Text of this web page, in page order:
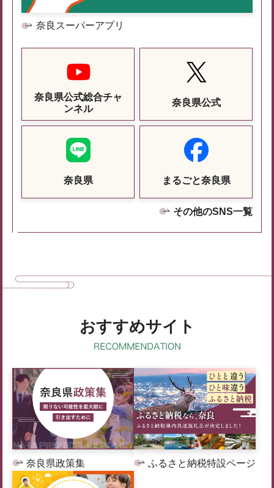
奈良スーパーアプリ
奈良県公式総合チャ
ンネル
奈良県公式
奈良県 まるごと奈良県
その他のSNS一覧
おすすめサイト
奈良県政策集 ふるさと納税特設ページ